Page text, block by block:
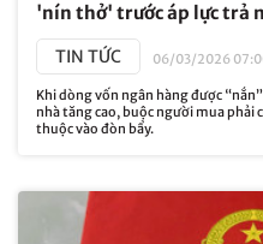
'nín thở' trước áp lực trả
TIN TỨC 06/03/2026
Khi dòng vốn ngân hàng được
nhà tăng cao, buộc người mua phải
thuộc vào đòn bẩy.